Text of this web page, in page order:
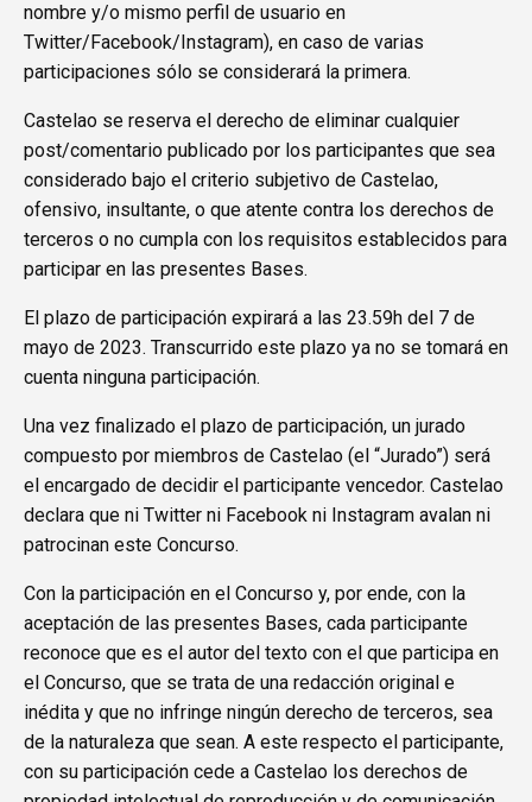
nombre y/o mismo perfil de usuario en
Twitter/Facebook/Instagram), en caso de varias
participaciones sólo se considerará la primera.
Castelao se reserva el derecho de eliminar cualquier
post/comentario publicado por los participantes que sea
considerado bajo el criterio subjetivo de Castelao,
ofensivo, insultante, o que atente contra los derechos de
terceros o no cumpla con los requisitos establecidos para
participar en las presentes Bases.
El plazo de participación expirará a las 23.59h del 7 de
mayo de 2023. Transcurrido este plazo ya no se tomará en
cuenta ninguna participación.
Una vez finalizado el plazo de participación, un jurado
compuesto por miembros de Castelao (el “Jurado”) será
el encargado de decidir el participante vencedor. Castelao
declara que ni Twitter ni Facebook ni Instagram avalan ni
patrocinan este Concurso.
Con la participación en el Concurso y, por ende, con la
aceptación de las presentes Bases, cada participante
reconoce que es el autor del texto con el que participa en
el Concurso, que se trata de una redacción original e
inédita y que no infringe ningún derecho de terceros, sea
de la naturaleza que sean. A este respecto el participante,
con su participación cede a Castelao los derechos de